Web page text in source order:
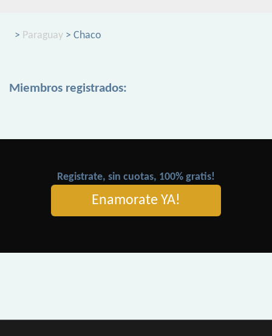
> Paraguay > Chaco
Miembros registrados:
Registrate, sin cuotas, 100% gratis!
Enamorate YA!